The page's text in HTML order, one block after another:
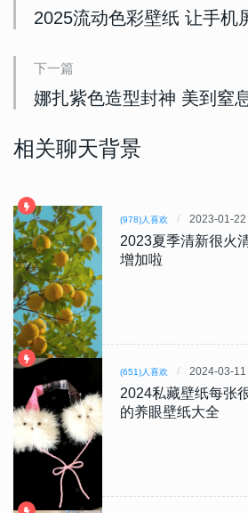
2025流动色彩壁纸 让手机
下一篇
娜扎紫色造型封神 美到窒
相关聊天背景
(978)人喜欢 2023-01-
2023夏季清新很火
增加啦
(651)人喜欢 2024-03-11
2024私藏壁纸每张
的养眼壁纸大全